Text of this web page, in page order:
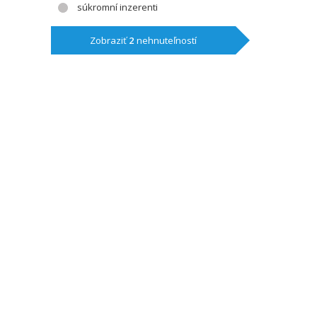
súkromní inzerenti
Zobraziť2 nehnuteľností